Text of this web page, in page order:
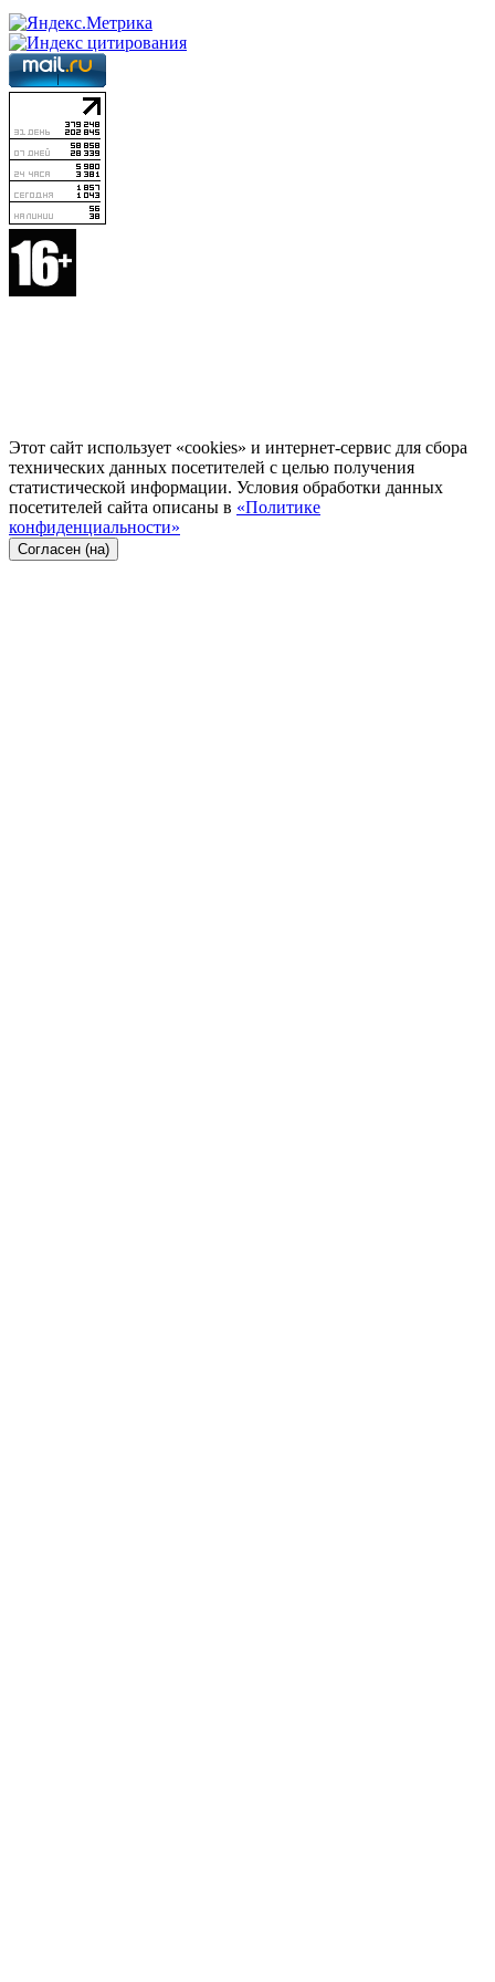
Этот сайт использует «cookies» и интернет-сервис для сбора
технических данных посетителей с целью получения
статистической информации. Условия обработки данных
посетителей сайта описаны в «Политике
конфиденциальности»
Согласен (на)